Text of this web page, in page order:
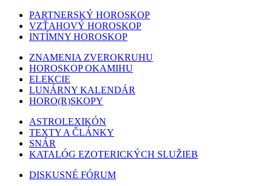
PARTNERSKÝ HOROSKOP
VZŤAHOVÝ HOROSKOP
INTÍMNY HOROSKOP
ZNAMENIA ZVEROKRUHU
HOROSKOP OKAMIHU
ELEKCIE
LUNÁRNY KALENDÁR
HORO(R)SKOPY
ASTROLEXIKÓN
TEXTY A ČLÁNKY
SNÁR
KATALÓG EZOTERICKÝCH SLUŽIEB
DISKUSNÉ FÓRUM